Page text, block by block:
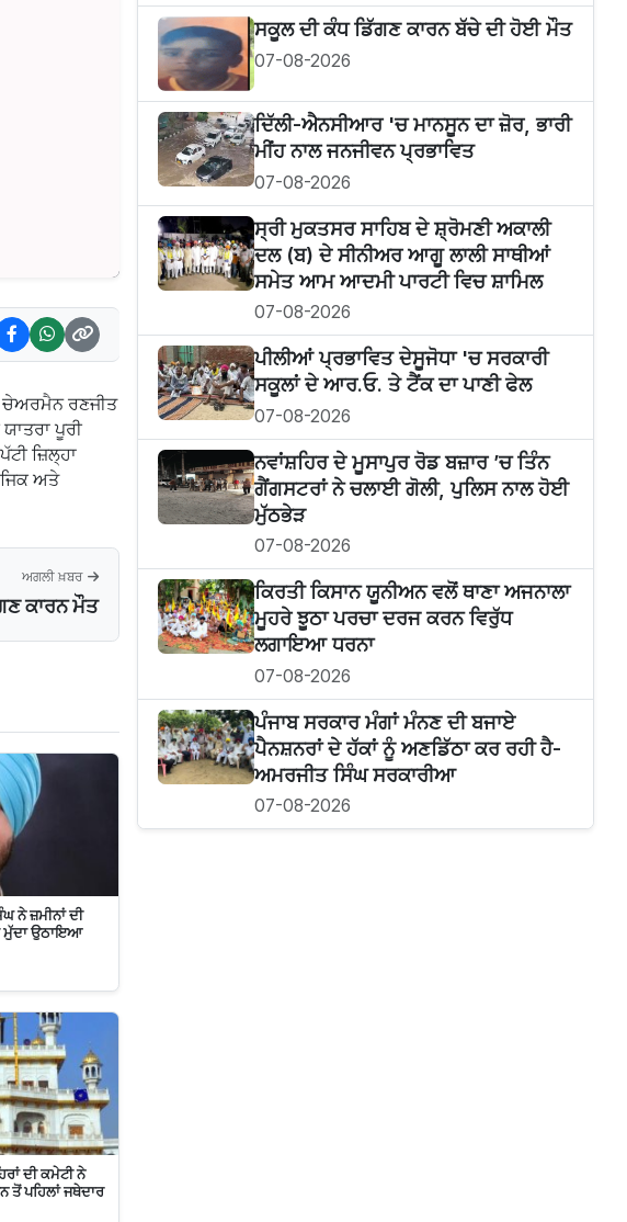
ਚੇਅਰਮੈਨ ਰਣਜੀਤ
ਪੂਰੀ
ਜ਼ਿਲ੍ਹਾ
ਅਤੇ
ਅਗਲੀ ਖ਼ਬਰ
ਕਾਰਨ ਮੌਤ
ਨੇ ਜ਼ਮੀਨਾਂ ਦੀ
ਮੁੱਦਾ ਉਠਾਇਆ
ਦੀ ਕਮੇਟੀ ਨੇ
ਤੋਂ ਪਹਿਲਾਂ ਜਥੇਦਾਰ
ਸਕੂਲ ਦੀ ਕੰਧ ਡਿੱਗਣ ਕਾਰਨ ਬੱਚੇ ਦੀ ਹੋਈ ਮੌਤ
07-08-2026
ਦਿੱਲੀ-ਐਨਸੀਆਰ 'ਚ ਮਾਨਸੂਨ ਦਾ ਜ਼ੋਰ, ਭਾਰੀ
ਮੀਂਹ ਨਾਲ ਜਨਜੀਵਨ ਪ੍ਰਭਾਵਿਤ
07-08-2026
ਸ੍ਰੀ ਮੁਕਤਸਰ ਸਾਹਿਬ ਦੇ ਸ਼੍ਰੋਮਣੀ ਅਕਾਲੀ
ਦਲ (ਬ) ਦੇ ਸੀਨੀਅਰ ਆਗੂ ਲਾਲੀ ਸਾਥੀਆਂ
ਸਮੇਤ ਆਮ ਆਦਮੀ ਪਾਰਟੀ ਵਿਚ ਸ਼ਾਮਿਲ
07-08-2026
ਪੀਲੀਆਂ ਪ੍ਰਭਾਵਿਤ ਦੇਸੂਜੋਧਾ 'ਚ ਸਰਕਾਰੀ
ਸਕੂਲਾਂ ਦੇ ਆਰ.ਓ. ਤੇ ਟੈਂਕ ਦਾ ਪਾਣੀ ਫੇਲ
07-08-2026
ਨਵਾਂਸ਼ਹਿਰ ਦੇ ਮੂਸਾਪੁਰ ਰੋਡ ਬਜ਼ਾਰ ’ਚ ਤਿੰਨ
ਗੈਂਗਸਟਰਾਂ ਨੇ ਚਲਾਈ ਗੋਲੀ, ਪੁਲਿਸ ਨਾਲ ਹੋਈ
ਮੁੱਠਭੇੜ
07-08-2026
ਕਿਰਤੀ ਕਿਸਾਨ ਯੂਨੀਅਨ ਵਲੋਂ ਥਾਣਾ ਅਜਨਾਲਾ
ਮੂਹਰੇ ਝੂਠਾ ਪਰਚਾ ਦਰਜ ਕਰਨ ਵਿਰੁੱਧ
ਲਗਾਇਆ ਧਰਨਾ
07-08-2026
ਪੰਜਾਬ ਸਰਕਾਰ ਮੰਗਾਂ ਮੰਨਣ ਦੀ ਬਜਾਏ
ਪੈਨਸ਼ਨਰਾਂ ਦੇ ਹੱਕਾਂ ਨੂੰ ਅਣਡਿੱਠਾ ਕਰ ਰਹੀ ਹੈ-
ਅਮਰਜੀਤ ਸਿੰਘ ਸਰਕਾਰੀਆ
07-08-2026